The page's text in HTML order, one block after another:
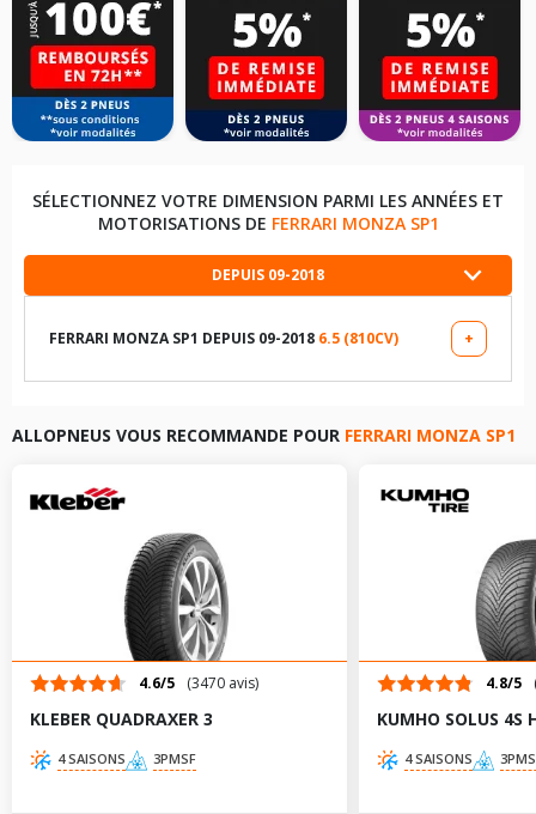
SÉLECTIONNEZ VOTRE DIMENSION PARMI LES ANNÉES ET
MOTORISATIONS DE FERRARI MONZA SP1
DEPUIS 09-2018
FERRARI MONZA SP1 DEPUIS 09-2018 6.5 (810CV)
+
TABLEAU DE PRESSION DE PNEUS FERRARI MONZA SP1
DEPUIS 09-2018 6.5 (810CV)
Dimension
Pression
AV
275/30R21 98
Y
-
315/30R21 105
Y
ALLOPNEUS VOUS RECOMMANDE POUR FERRARI MONZA SP1
4.6/5 (3470 avis)
KLEBER QUADRAXER 3
4 SAISONS 3PMSF
4.8/5
KUMHO SOLUS 4S
4 SAISONS